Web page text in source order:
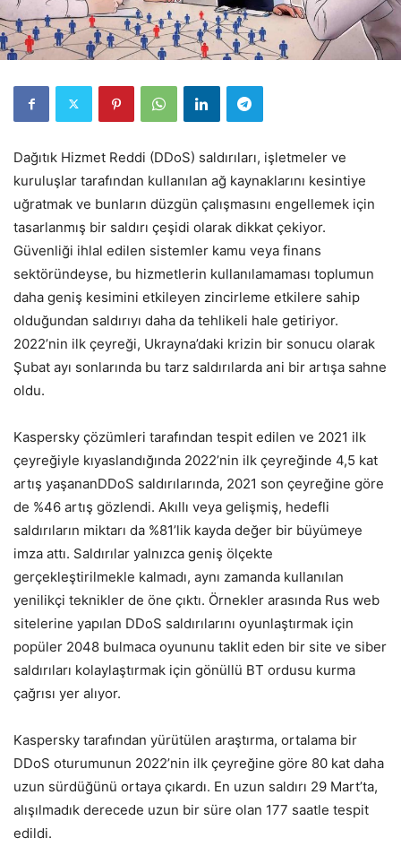
Dağıtık Hizmet Reddi (DDoS) saldırıları, işletmeler ve
kuruluşlar tarafından kullanılan ağ kaynaklarını kesintiye
uğratmak ve bunların düzgün çalışmasını engellemek için
tasarlanmış bir saldırı çeşidi olarak dikkat çekiyor.
Güvenliği ihlal edilen sistemler kamu veya finans
sektöründeyse, bu hizmetlerin kullanılamaması toplumun
daha geniş kesimini etkileyen zincirleme etkilere sahip
olduğundan saldırıyı daha da tehlikeli hale getiriyor.
2022’nin ilk çeyreği, Ukrayna’daki krizin bir sonucu olarak
Şubat ayı sonlarında bu tarz saldırılarda ani bir artışa sahne
oldu.
Kaspersky çözümleri tarafından tespit edilen ve 2021 ilk
çeyreğiyle kıyaslandığında 2022’nin ilk çeyreğinde 4,5 kat
artış yaşananDDoS saldırılarında, 2021 son çeyreğine göre
de %46 artış gözlendi. Akıllı veya gelişmiş, hedefli
saldırıların miktarı da %81’lik kayda değer bir büyümeye
imza attı. Saldırılar yalnızca geniş ölçekte
gerçekleştirilmekle kalmadı, aynı zamanda kullanılan
yenilikçi teknikler de öne çıktı. Örnekler arasında Rus web
sitelerine yapılan DDoS saldırılarını oyunlaştırmak için
popüler 2048 bulmaca oyununu taklit eden bir site ve siber
saldırıları kolaylaştırmak için gönüllü BT ordusu kurma
çağrısı yer alıyor.
Kaspersky tarafından yürütülen araştırma, ortalama bir
DDoS oturumunun 2022’nin ilk çeyreğine göre 80 kat daha
uzun sürdüğünü ortaya çıkardı. En uzun saldırı 29 Mart’ta,
alışılmadık derecede uzun bir süre olan 177 saatle tespit
edildi.